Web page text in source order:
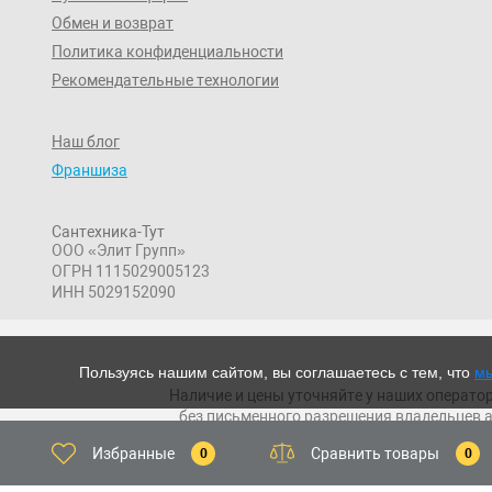
Обмен и возврат
Политика конфиденциальности
Рекомендательные технологии
Наш блог
Франшиза
Сантехника-Тут
ООО «Элит Групп»
ОГРН 1115029005123
ИНН 5029152090
Наличие и цены уточняйте у наших
без письменного разрешения владельцев
На информационном ресурсе
Избранные 0 Сравнить товары 0
Пользуясь нашим сайтом, вы соглашаетесь с тем, что